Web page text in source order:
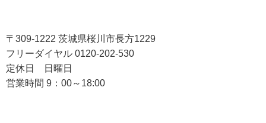
〒309-1222 茨城県桜川市長方1229
フリーダイヤル 0120-202-530
定休日 日曜日
営業時間 9：00～18:00